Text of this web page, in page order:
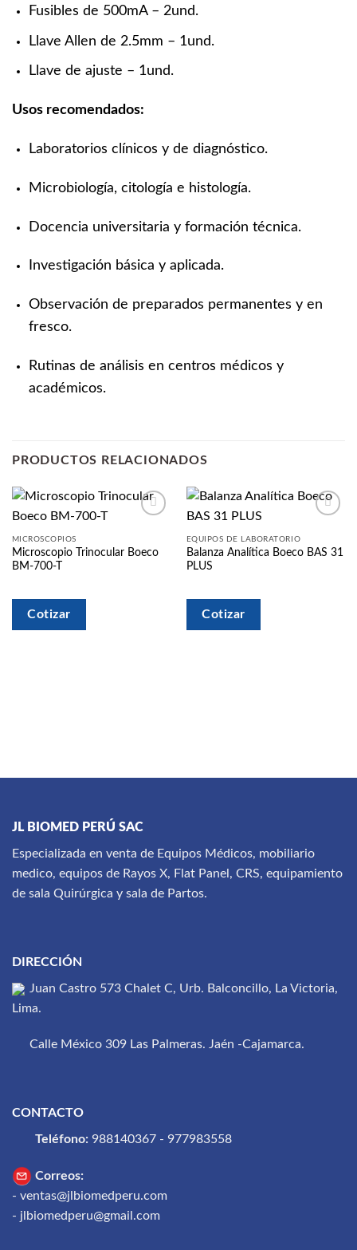
Fusibles de 500mA – 2und.
Llave Allen de 2.5mm – 1und.
Llave de ajuste – 1und.
Usos recomendados:
Laboratorios clínicos y de diagnóstico.
Microbiología, citología e histología.
Docencia universitaria y formación técnica.
Investigación básica y aplicada.
Observación de preparados permanentes y en
fresco.
Rutinas de análisis en centros médicos y
académicos.
PRODUCTOS RELACIONADOS
lista
MICROSCOPIOS
Microscopio Trinocular Boeco
BM-700-T
Cotizar
lista
EQUIPOS DE LABORATORIO
Balanza Analítica Boeco BAS 31
PLUS
Cotizar
JL BIOMED PERÚ SAC
Especializada en venta de Equipos Médicos, mobiliario
medico, equipos de Rayos X, Flat Panel, CRS, equipamiento
de sala Quirúrgica y sala de Partos.
DIRECCIÓN
Juan Castro 573 Chalet C, Urb. Balconcillo, La Victoria,
Lima.
Calle México 309 Las Palmeras. Jaén -Cajamarca.
CONTACTO
Teléfono: 988140367 - 977983558
Correos:
- ventas@jlbiomedperu.com
- jlbiomedperu@gmail.com